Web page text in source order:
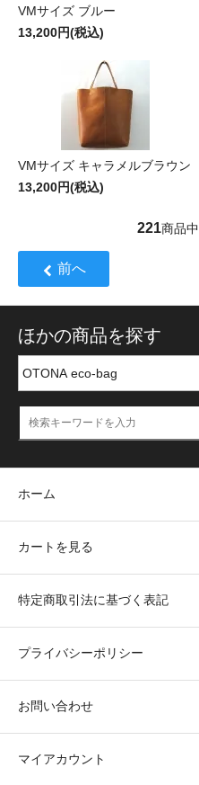
VMサイズ ブルー
13,200円(税込)
VMサイズ キャラメルブラウン
13,200円(税込)
221商品中
前へ
ほかの商品を探す
ホーム
カートを見る
特定商取引法に基づく表記
プライバシーポリシー
お問い合わせ
マイアカウント